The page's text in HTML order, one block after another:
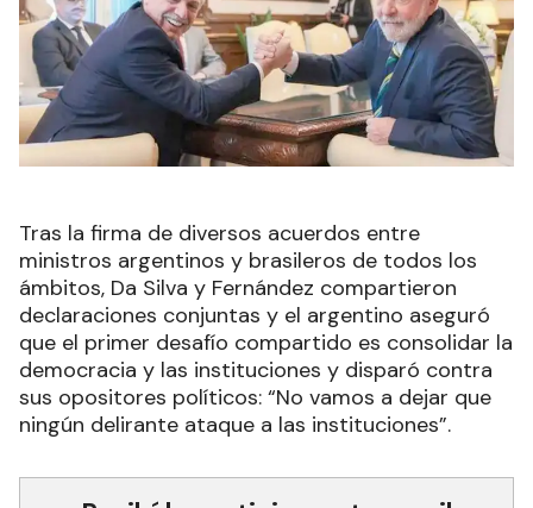
Tras la firma de diversos acuerdos entre
ministros argentinos y brasileros de todos los
ámbitos, Da Silva y Fernández compartieron
declaraciones conjuntas y el argentino aseguró
que el primer desafío compartido es consolidar la
democracia y las instituciones y disparó contra
sus opositores políticos: “No vamos a dejar que
ningún delirante ataque a las instituciones”.